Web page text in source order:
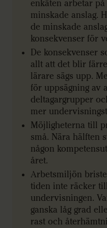
enkäten arbetar
minskade anslag.
de minskade
konsekvenser för
De konsekvenser
allt att det blir
lärare sägs upp.
för uppsägning av
deltagargrupper
mer
Möjligheterna till
små. Nära hälften
någon
året.
Arbetsmiljön
tiden inte räcker
undervisningen.
ganska låg grad
rast och